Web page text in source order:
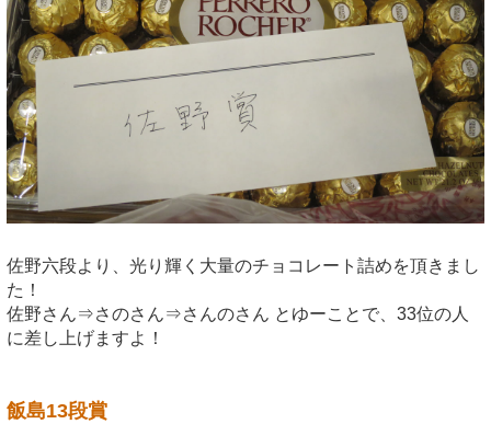
佐野六段より、光り輝く大量のチョコレート詰めを頂きまし
た！
佐野さん⇒さのさん⇒さんのさん とゆーことで、33位の人
に差し上げますよ！
飯島13段賞